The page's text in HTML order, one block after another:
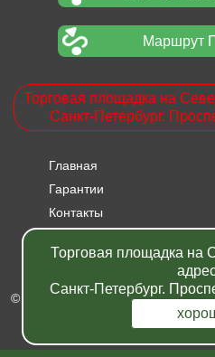
Маршрут
Торговая площадка на
Санкт-Петербург.
Главная
Гарантии
Контакты
Акции
© Питомник растений "Фавн" -
2024
Торговая площадка на
Санкт-Петербург.